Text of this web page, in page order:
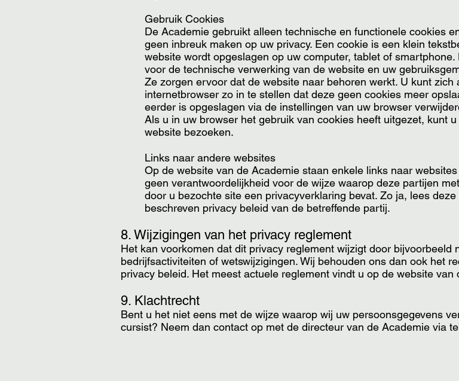
Gebruik Cookies
De Academie gebruikt alleen technische en functionele cookies
geen inbreuk maken op uw privacy. Een cookie is een klein
website wordt opgeslagen op uw computer, tablet of
voor de technische verwerking van de website en uw
Ze zorgen ervoor dat de website naar behoren werkt. U kunt
internetbrowser zo in te stellen dat deze geen cookies meer
eerder is opgeslagen via de instellingen van uw browser
Als u in uw browser het gebruik van cookies heeft uitgezet, kunt
website bezoeken.
Links naar andere websites
Op de website van de Academie staan enkele links naar
geen verantwoordelijkheid voor de wijze waarop deze partijen
door u bezochte site een privacyverklaring bevat. Zo ja, lees
beschreven privacy beleid van de betreffende partij.
8. Wijzigingen van het privacy reglement
Het kan voorkomen dat dit privacy reglement wijzigt door bijvoorbeeld
bedrijfsactiviteiten of wetswijzigingen. Wij behouden ons dan ook het
privacy beleid. Het meest actuele reglement vindt u op de website van
9. Klachtrecht
Bent u het niet eens met de wijze waarop wij uw persoonsgegevens
cursist? Neem dan contact op met de directeur van de Academie via